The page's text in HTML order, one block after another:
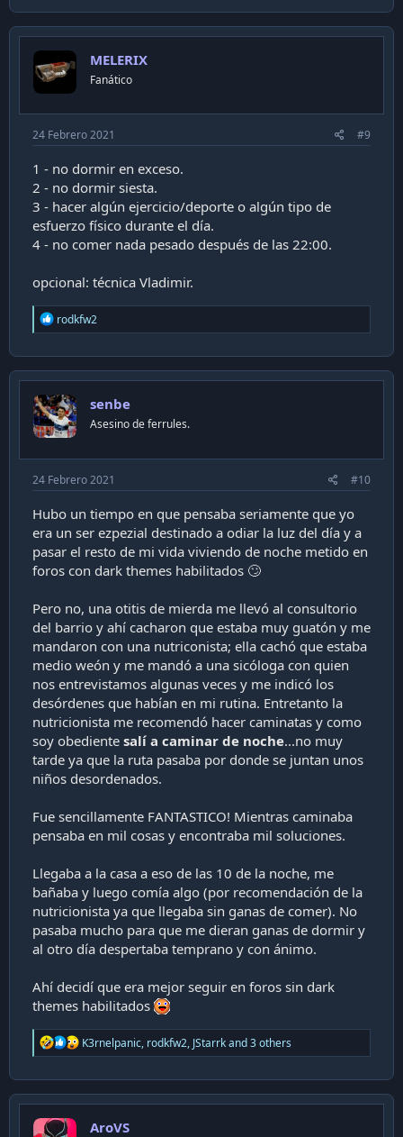
c
t
o
n
s
MELERIX
Fanático
24 Febrero 2021 #9
1 - no dormir en exceso.
2 - no dormir siesta.
3 - hacer algún ejercicio/deporte o algún tipo de
esfuerzo físico durante el día.
4 - no comer nada pesado después de las 22:00.
opcional: técnica Vladimir.
R
e
c
t
o
n
s
rodkfw2
senbe
Asesino de ferrules.
24 Febrero 2021 #10
Hubo un tiempo en que pensaba seriamente que yo
era un ser ezpezial destinado a odiar la luz del día y a
pasar el resto de mi vida viviendo de noche metido en
foros con dark themes habilitados 🙄
Pero no, una otitis de mierda me llevó al consultorio
del barrio y ahí cacharon que estaba muy guatón y me
mandaron con una nutriconista; ella cachó que estaba
medio weón y me mandó a una sicóloga con quien
nos entrevistamos algunas veces y me indicó los
desórdenes que habían en mi rutina. Entretanto la
nutricionista me recomendó hacer caminatas y como
soy obediente salí a caminar de noche...no muy
tarde ya que la ruta pasaba por donde se juntan unos
niños desordenados.
Fue sencillamente FANTASTICO! Mientras caminaba
pensaba en mil cosas y encontraba mil soluciones.
Llegaba a la casa a eso de las 10 de la noche, me
bañaba y luego comía algo (por recomendación de la
nutricionista ya que llegaba sin ganas de comer). No
pasaba mucho para que me dieran ganas de dormir y
al otro día despertaba temprano y con ánimo.
Ahí decidí que era mejor seguir en foros sin dark
themes habilitados
R
e
c
t
K3rnelpanic, rodkfw2, JStarrkand 3 others
AroVS